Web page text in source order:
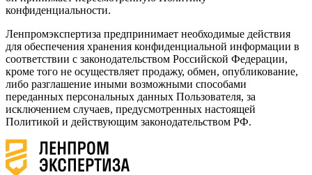
конфиденциальности.
Ленпромэкспертиза предпринимает необходимые действия
для обеспечения хранения конфиденциальной информации в
соответствии с законодательством Российской Федерации,
кроме того не осуществляет продажу, обмен, опубликование,
либо разглашение иными возможными способами
переданных персональных данных Пользователя, за
исключением случаев, предусмотренных настоящей
Политикой и действующим законодательством РФ.